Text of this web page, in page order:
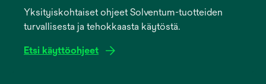
Yksityiskohtaiset ohjeet Solventum-tuotteiden
turvallisesta ja tehokkaasta käytöstä.
Etsi käyttöohjeet